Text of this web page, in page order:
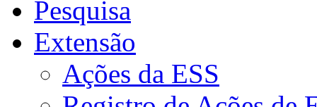
Pesquisa
Extensão
Ações da ESS